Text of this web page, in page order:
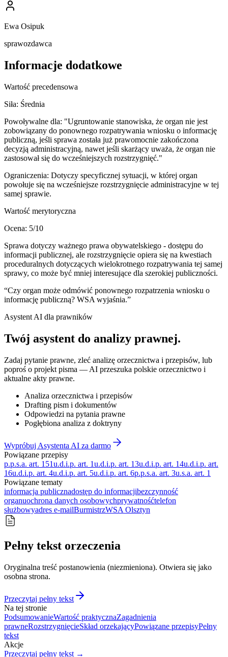
Ewa Osipuk
sprawozdawca
Informacje dodatkowe
Wartość precedensowa
Siła: Średnia
Powoływalne dla: "Ugruntowanie stanowiska, że organ nie jest
zobowiązany do ponownego rozpatrywania wniosku o informację
publiczną, jeśli sprawa została już prawomocnie zakończona
decyzją administracyjną, nawet jeśli skarżący uważa, że organ nie
zastosował się do wcześniejszych rozstrzygnięć."
Ograniczenia: Dotyczy specyficznej sytuacji, w której organ
powołuje się na wcześniejsze rozstrzygnięcie administracyjne w tej
samej sprawie.
Wartość merytoryczna
Ocena: 5/10
Sprawa dotyczy ważnego prawa obywatelskiego - dostępu do
informacji publicznej, ale rozstrzygnięcie opiera się na kwestiach
proceduralnych dotyczących wielokrotnego rozpatrywania tej samej
sprawy, co może być mniej interesujące dla szerokiej publiczności.
“Czy organ może odmówić ponownego rozpatrzenia wniosku o
informację publiczną? WSA wyjaśnia.”
Asystent AI dla prawników
Twój asystent do analizy prawnej.
Zadaj pytanie prawne, zleć analizę orzecznictwa i przepisów, lub
poproś o projekt pisma — AI przeszuka polskie orzecznictwo i
aktualne akty prawne.
Analiza orzecznictwa i przepisów
Drafting pism i dokumentów
Odpowiedzi na pytania prawne
Pogłębiona analiza z doktryny
Wypróbuj Asystenta AI za darmo
Powiązane przepisy
p.p.s.a. art. 151u.d.i.p. art. 1u.d.i.p. art. 13u.d.i.p. art. 14u.d.i.p. art.
16u.d.i.p. art. 4u.d.i.p. art. 5u.d.i.p. art. 6p.p.s.a. art. 3u.s.a. art. 1
Powiązane tematy
informacja publicznadostęp do informacjibezczynność
organuochrona danych osobowychprywatnośćtelefon
służbowyadres e-mailBurmistrzWSA Olsztyn
Pełny tekst orzeczenia
Oryginalna treść postanowienia (niezmieniona). Otwiera się jako
osobna strona.
Przeczytaj pełny tekst
Na tej stronie
PodsumowanieWartość praktycznaZagadnienia
prawneRozstrzygnięcieSkład orzekającyPowiązane przepisyPełny
tekst
Akcje
Przeczytaj pełny tekst →